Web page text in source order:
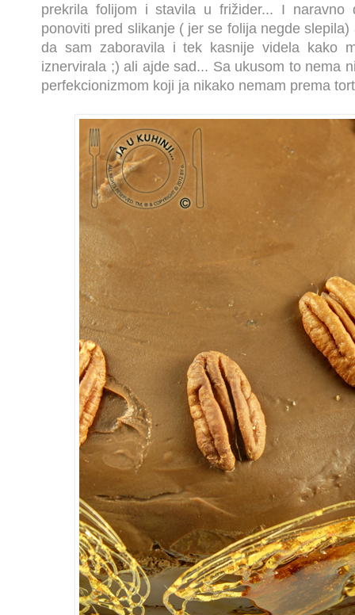
prekrila folijom i stavila u frižider... I naravno
ponoviti pred slikanje ( jer se folija negde
da sam zaboravila i tek kasnije videla kako
iznervirala ;) ali ajde sad... Sa ukusom to nema
perfekcionizmom koji ja nikako nemam prema